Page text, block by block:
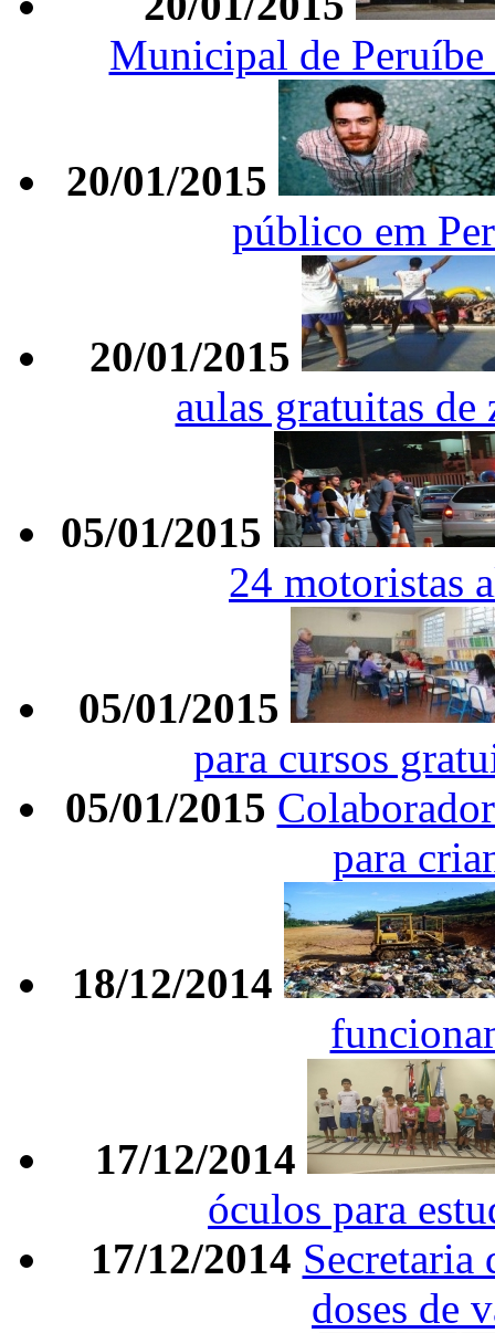
Municipal de Peruíbe
20/01/2015
público em
20/01/2015
aulas gratuitas
05/01/2015
24 motoristas
05/01/2015
para cursos
05/01/2015
para
18/12/2014
17/12/2014
óculos para
17/12/2014 Secretaria
doses de